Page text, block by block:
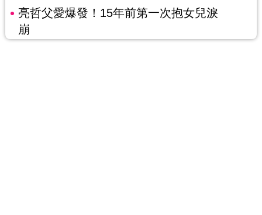
亮哲父愛爆發！15年前第一次抱女兒淚
崩